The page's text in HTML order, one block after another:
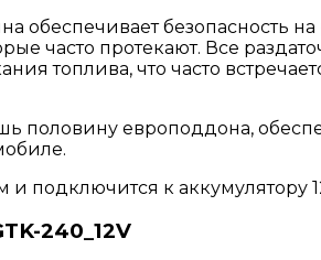
обеспечивает безопасность
часто протекают. Все
топлива, что часто
половину европоддона,
подключится к аккумулятору
240_12V